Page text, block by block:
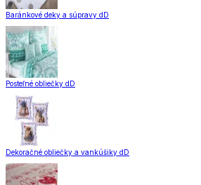
Baránkové deky a súpravy dD
Posteľné obliečky dD
Dekoračné obliečky a vankúšiky dD